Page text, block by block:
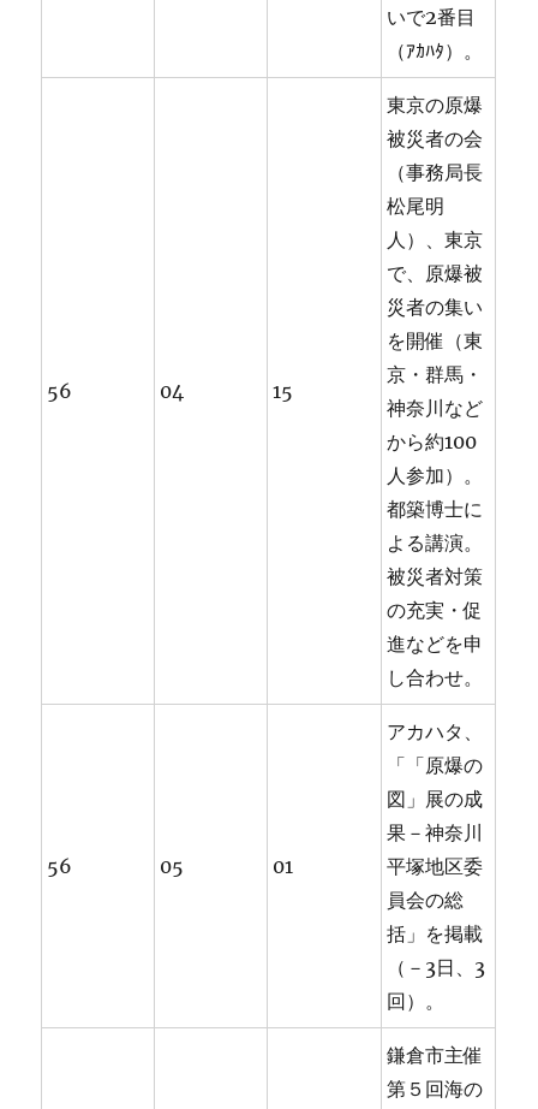
いで2番目
（ｱｶﾊﾀ）。
56 04 15
東京の原爆
被災者の会
（事務局長
松尾明
人）、東京
で、原爆被
災者の集い
を開催（東
京・群馬・
神奈川など
から約100
人参加）。
都築博士に
よる講演。
被災者対策
の充実・促
進などを申
し合わせ。
56 05 01
アカハタ、
「「原爆の
図」展の成
果－神奈川
平塚地区委
員会の総
括」を掲載
（－3日、3
回）。
鎌倉市主催
第５回海の